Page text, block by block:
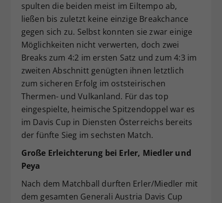
spulten die beiden meist im Eiltempo ab,
ließen bis zuletzt keine einzige Breakchance
gegen sich zu. Selbst konnten sie zwar einige
Möglichkeiten nicht verwerten, doch zwei
Breaks zum 4:2 im ersten Satz und zum 4:3 im
zweiten Abschnitt genügten ihnen letztlich
zum sicheren Erfolg im oststeirischen
Thermen- und Vulkanland. Für das top
eingespielte, heimische Spitzendoppel war es
im Davis Cup in Diensten Österreichs bereits
der fünfte Sieg im sechsten Match.
Große Erleichterung bei Erler, Miedler und
Peya
Nach dem Matchball durften Erler/Miedler mit
dem gesamten Generali Austria Davis Cup